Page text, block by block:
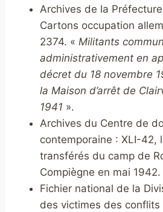
Archives de la
Cartons occupation
2374. « Militants
administrativement en
décret du 18 novembre
la Maison d’arrêt de
1941 ».
Archives du Centre de
contemporaine : XLI-42,
transférés du camp de
Compiègne en mai 1942.
Fichier national de la
des victimes des conflits